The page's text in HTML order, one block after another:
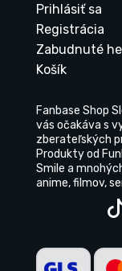
Prihlásiť sa
Registrácia
Zabudnuté
Košík
Fanbase Shop
vás očakáva s
zberateľských
Produkty od
Smile a
anime, filmov,